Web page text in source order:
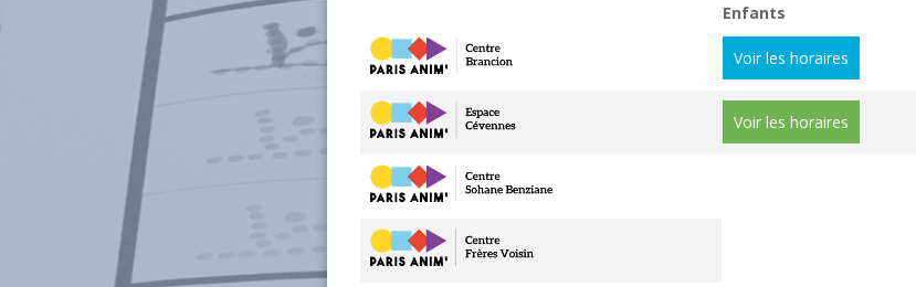
Enfants
Voir les horaires
Voir les horaires